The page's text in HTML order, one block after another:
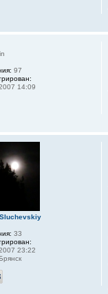
97
14:09
33
23:22